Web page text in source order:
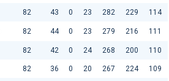
82 43 0 23 282 229 114
82 44 0 23 279 216 111
82 42 0 24 268 200 110
82 36 0 20 267 224 109